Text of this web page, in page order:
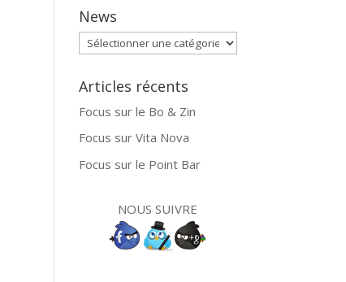
News
News
Articles récents
Focus sur le Bo & Zin
Focus sur Vita Nova
Focus sur le Point Bar
NOUS SUIVRE